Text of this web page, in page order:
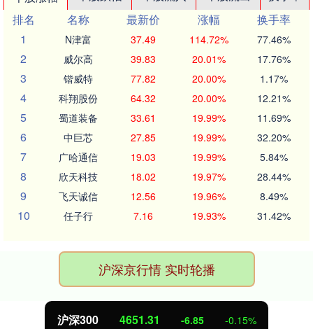
排名
名称 最新价 涨幅
换手率
1
N津富 37.49 114.72% 77.46%
2 威尔高 39.83 20.01% 17.76%
3 锴威特 77.82 20.00% 1.17%
4 科翔股份 64.32 20.00% 12.21%
5 蜀道装备 33.61 19.99% 11.69%
6 中巨芯 27.85 19.99% 32.20%
7 广哈通信 19.03 19.99% 5.84%
8 欣天科技 18.02 19.97% 28.44%
9 飞天诚信 12.56 19.96% 8.49%
10 任子行 7.16 19.93% 31.42%
沪深京行情 实时轮播
北证50 1122.88 3.42